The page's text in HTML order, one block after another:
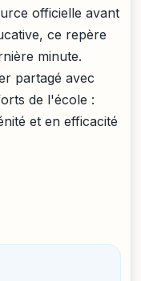
officielle avant
ce repère
minute.
partagé avec
de l'école :
et en efficacité